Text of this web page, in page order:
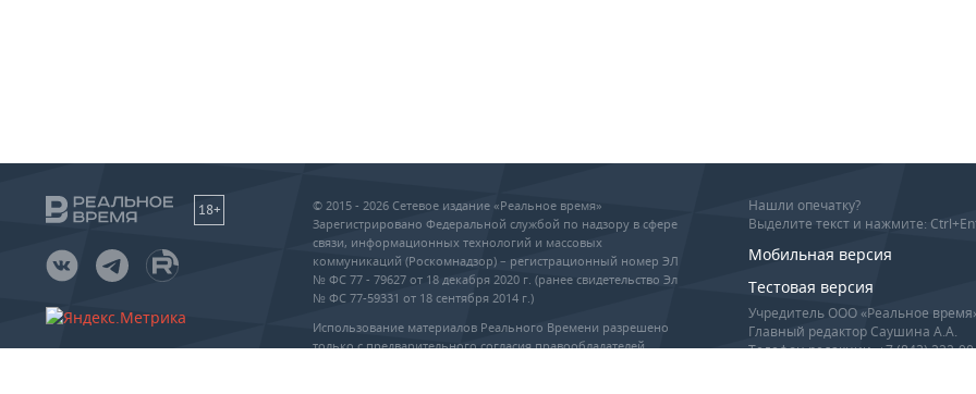
18+
© 2015 - 2026 Сетевое издание «Реальное время»
Зарегистрировано Федеральной службой по надзору в сфере
связи, информационных технологий и массовых
коммуникаций (Роскомнадзор) – регистрационный номер ЭЛ
№ ФС 77 - 79627 от 18 декабря 2020 г. (ранее свидетельство Эл
№ ФС 77-59331 от 18 сентября 2014 г.)
Использование материалов Реального Времени разрешено
только с предварительного согласия правообладателей,
Нашли опечатку?
Выделите текст и нажмите:
Мобильная версия
Тестовая версия
Учредитель ООО «Реальное
Главный редактор Саушина А.А.
Телефон редакции: +7 (843) 222-